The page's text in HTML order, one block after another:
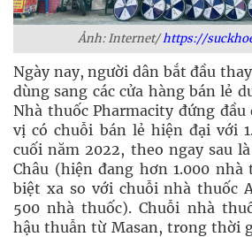
Ảnh: Internet/https://
Ngày nay, người dân bắt đầu
dùng sang các cửa hàng bán lẻ
Nhà thuốc Pharmacity đứng đầu
vị có chuỗi bán lẻ hiện đại với
cuối năm 2022, theo ngay sau
Châu (hiện đang hơn 1.000 nhà
biệt xa so với chuỗi nhà thuốc
500 nhà thuốc). Chuỗi nhà
hậu thuẫn từ Masan, trong thời